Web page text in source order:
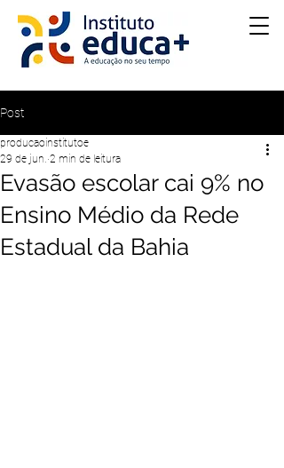
Post
Evasão escolar cai 9% no
Ensino Médio da Rede
Estadual da Bahia
producaoinstitutoe
29 de jun. 2 min de leitura